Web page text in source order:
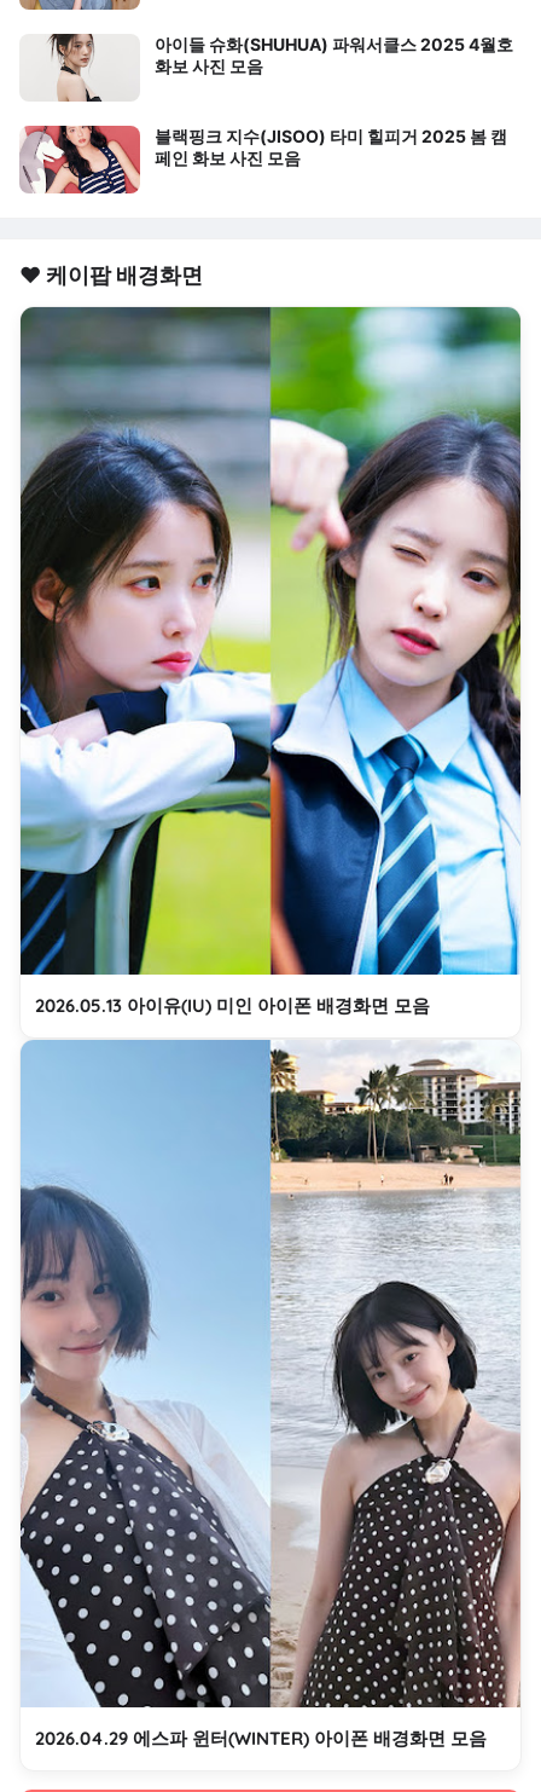
아이들 슈화(SHUHUA) 파워서클스 2025 4월호
화보 사진 모음
블랙핑크 지수(JISOO) 타미 힐피거 2025 봄 캠
페인 화보 사진 모음
❤️ 케이팝 배경화면
2026.05.13 아이유(IU) 미인 아이폰 배경화면 모음
2026.04.29 에스파 윈터(WINTER) 아이폰 배경화면 모음